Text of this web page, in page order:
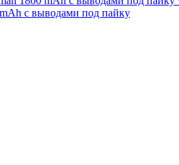
с выводами под пайку